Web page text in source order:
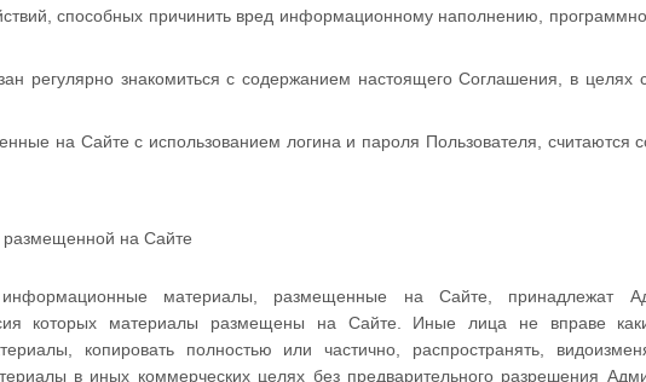
способных причинить вред информационному наполнению,
регулярно знакомиться с содержанием настоящего Соглашения, в целях
на Сайте с использованием логина и пароля Пользователя, считаются
на Сайте
материалы, размещенные на Сайте, принадлежат
которых материалы размещены на Сайте. Иные лица не вправе
копировать полностью или частично, распространять,
в иных коммерческих целях без предварительного разрешения